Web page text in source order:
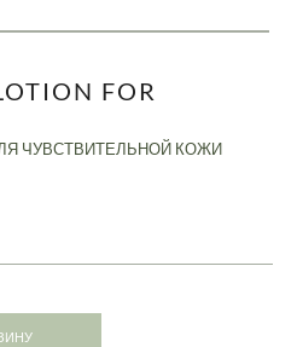
FOR
ЧУВСТВИТЕЛЬНОЙ КОЖИ